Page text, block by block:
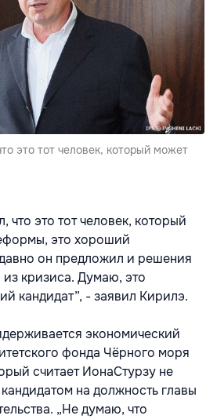
это тот человек, который может
что это тот человек, который
это хороший
он предложил и решения
кризиса. Думаю, это
кандидат”, - заявил Кирилэ.
экономический
фонда Чёрного моря
считает Иона ​​Стурзу не
на должность главы
„Не думаю, что